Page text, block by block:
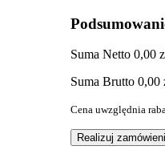
Suma Netto 0,00
Suma Brutto 0,00
Cena uwzględnia
Realizuj